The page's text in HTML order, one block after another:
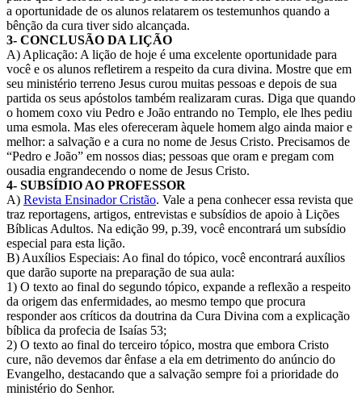
a oportunidade de os alunos relatarem os testemunhos quando a
bênção da cura tiver sido alcançada.
3- CONCLUSÃO DA LIÇÃO
A) Aplicação: A lição de hoje é uma excelente oportunidade para
você e os alunos refletirem a respeito da cura divina. Mostre que em
seu ministério terreno Jesus curou muitas pessoas e depois de sua
partida os seus apóstolos também realizaram curas. Diga que quando
o homem coxo viu Pedro e João entrando no Templo, ele lhes pediu
uma esmola. Mas eles ofereceram àquele homem algo ainda maior e
melhor: a salvação e a cura no nome de Jesus Cristo. Precisamos de
“Pedro e João” em nossos dias; pessoas que oram e pregam com
ousadia engrandecendo o nome de Jesus Cristo.
4- SUBSÍDIO AO PROFESSOR
A) Revista Ensinador Cristão. Vale a pena conhecer essa revista que
traz reportagens, artigos, entrevistas e subsídios de apoio à Lições
Bíblicas Adultos. Na edição 99, p.39, você encontrará um subsídio
especial para esta lição.
B) Auxílios Especiais: Ao final do tópico, você encontrará auxílios
que darão suporte na preparação de sua aula:
1) O texto ao final do segundo tópico, expande a reflexão a respeito
da origem das enfermidades, ao mesmo tempo que procura
responder aos críticos da doutrina da Cura Divina com a explicação
bíblica da profecia de Isaías 53;
2) O texto ao final do terceiro tópico, mostra que embora Cristo
cure, não devemos dar ênfase a ela em detrimento do anúncio do
Evangelho, destacando que a salvação sempre foi a prioridade do
ministério do Senhor.